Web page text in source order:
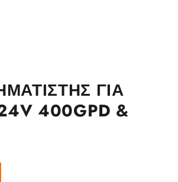
ΓΙΑ
400GPD &
Α.Ο. 5A 24V 400GPD & 600GPD ποσότητα